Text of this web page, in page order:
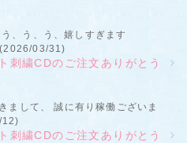
、う、う、嬉しすぎます
03/31)
繍CDのご注文ありがとう
まして、 誠に有り稼働ございま
12)
繍CDのご注文ありがとう